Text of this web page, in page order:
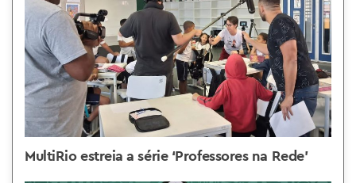
MultiRio estreia a série ‘Professores na Rede’